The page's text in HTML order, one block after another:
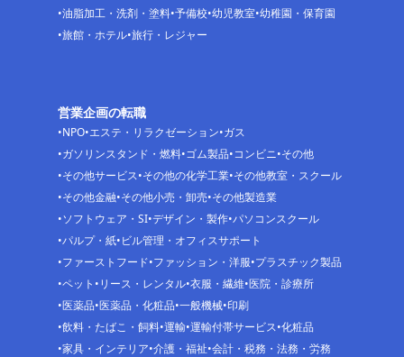
油脂加工・洗剤・塗料 予備校 幼児教室 幼稚園・保育園
旅館・ホテル 旅行・レジャー
営業企画の転職
NPO エステ・リラクゼーション ガス
ガソリンスタンド・燃料 ゴム製品 コンビニ その他
その他サービス その他の化学工業 その他教室・スクール
その他金融 その他小売・卸売 その他製造業
ソフトウェア・SI デザイン・製作 パソコンスクール
パルプ・紙 ビル管理・オフィスサポート
ファーストフード ファッション・洋服 プラスチック製品
ペット リース・レンタル 衣服・繊維 医院・診療所
医薬品 医薬品・化粧品 一般機械 印刷
飲料・たばこ・飼料 運輸 運輸付帯サービス 化粧品
家具・インテリア 介護・福祉 会計・税務・法務・労務